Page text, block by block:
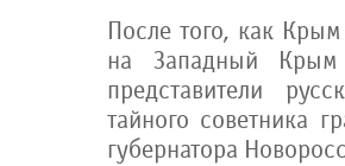
После того, как
на Западный Крым
представители
тайного советника
губернатора